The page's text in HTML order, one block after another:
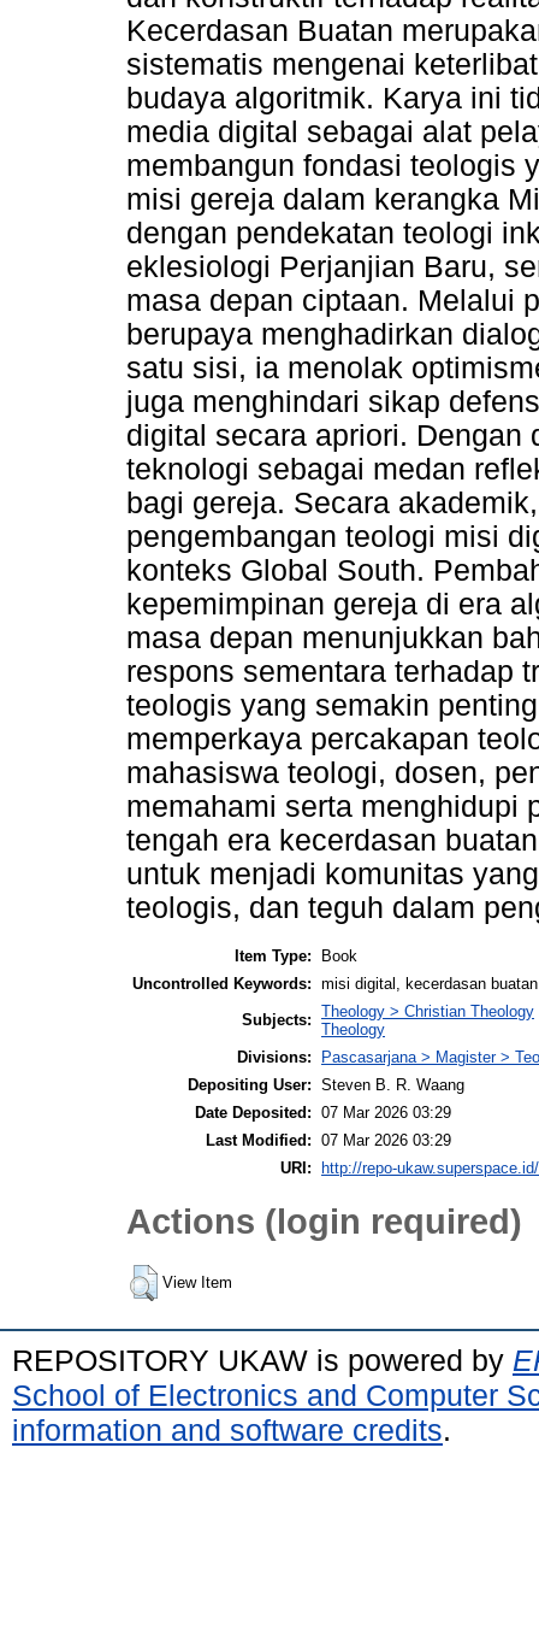
Kecerdasan Buatan
sistematis mengenai
budaya algoritmik. Karya ini
media digital sebagai alat
membangun fondasi teologis
misi gereja dalam kerangka
dengan pendekatan teologi
eklesiologi Perjanjian Baru,
masa depan ciptaan. Melalui
berupaya menghadirkan
satu sisi, ia menolak
juga menghindari sikap
digital secara apriori. Dengan
teknologi sebagai medan
bagi gereja. Secara
pengembangan teologi misi
konteks Global South.
kepemimpinan gereja di era
masa depan menunjukkan
respons sementara terhadap
teologis yang semakin
memperkaya percakapan
mahasiswa teologi, dosen,
memahami serta menghidupi
tengah era kecerdasan
untuk menjadi komunitas
teologis, dan teguh dalam
Item Type:
Book
Uncontrolled Keywords: misi digital, kecerdasan
Subjects: Theology > Christian Theology
Theology
Divisions:
Pascasarjana > Magister >
Depositing User: Steven B. R. Waang
Date Deposited: 07 Mar 2026 03:29
Last Modified: 07 Mar 2026 03:29
URI:
http://repo-
Actions (login required)
View Item
REPOSITORY UKAW is powered by
School of Electronics and Computer
information and software credits.